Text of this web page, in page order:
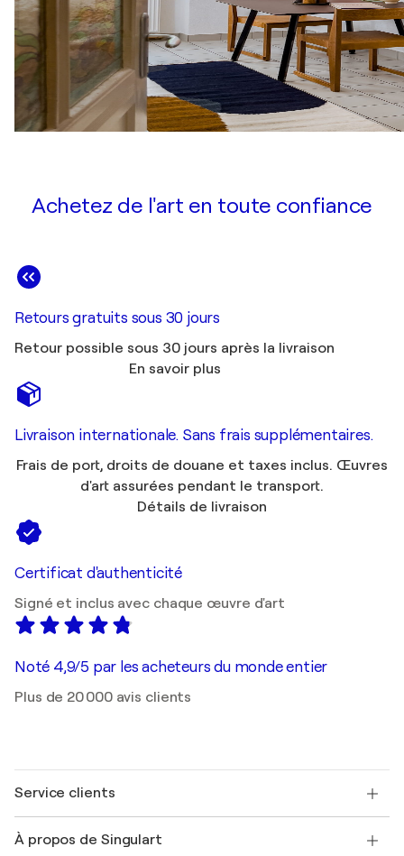
Achetez de l'art en toute confiance
Retours gratuits sous 30 jours
Retour possible sous 30 jours après la livraison
En savoir plus
Livraison internationale. Sans frais supplémentaires.
Frais de port, droits de douane et taxes inclus. Œuvres
d'art assurées pendant le transport.
Détails de livraison
Certificat d'authenticité
Signé et inclus avec chaque œuvre d'art
Noté 4,9/5 par les acheteurs du monde entier
Plus de 20 000 avis clients
Service clients
Expédition
À propos de Singulart